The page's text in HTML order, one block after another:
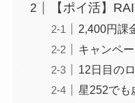
【ポイ活】
2,400円課
キャンペ
12日目の
星252でも